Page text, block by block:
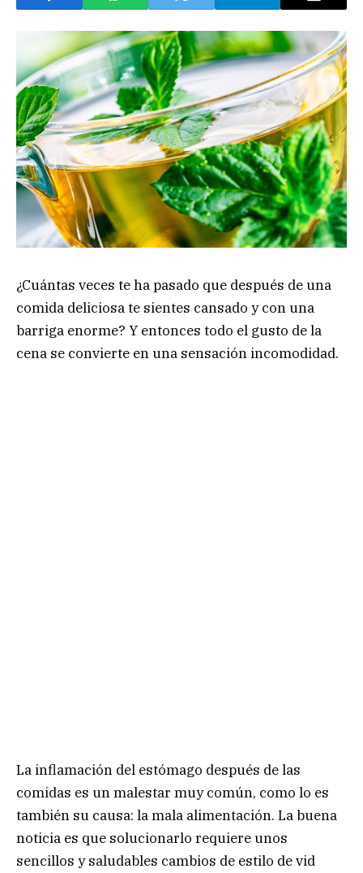
¿Cuántas veces te ha pasado que después de una
comida deliciosa te sientes cansado y con una
barriga enorme? Y entonces todo el gusto de la
cena se convierte en una sensación incomodidad.
La inflamación del estómago después de las
comidas es un malestar muy común, como lo es
también su causa: la mala alimentación. La buena
noticia es que solucionarlo requiere unos
sencillos y saludables cambios de estilo de vid